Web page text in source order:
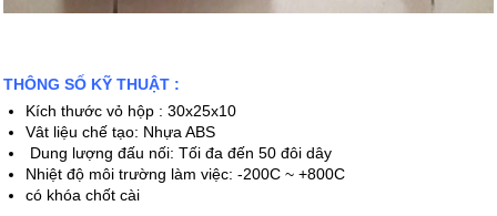
THÔNG SỐ KỸ THUẬT :
Kích thước vỏ hộp : 30x25x10
Vât liệu chế tạo: Nhựa ABS
Dung lượng đấu nối: Tối đa đến 50 đôi dây
Nhiệt độ môi trường làm việc: -200C ~ +800C
có khóa chốt cài